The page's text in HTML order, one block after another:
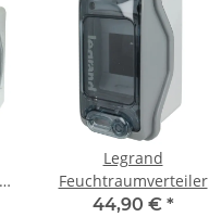
Legrand
Feuchtraumverteiler
Aufputz 1 x 2+1 TE
44,90 € *